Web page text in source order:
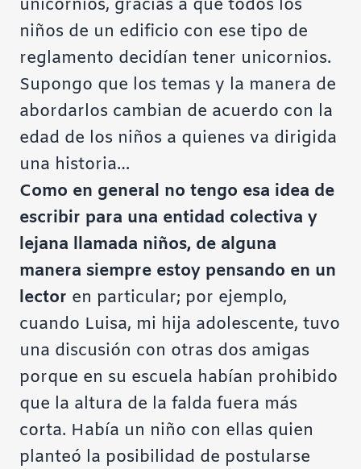
unicornios, gracias a que todos los
niños de un edificio con ese tipo de
reglamento decidían tener unicornios.
Supongo que los temas y la manera de
abordarlos cambian de acuerdo con la
edad de los niños a quienes va dirigida
una historia…
Como en general no tengo esa idea de
escribir para una entidad colectiva y
lejana llamada niños, de alguna
manera siempre estoy pensando en un
lector en particular; por ejemplo,
cuando Luisa, mi hija adolescente, tuvo
una discusión con otras dos amigas
porque en su escuela habían prohibido
que la altura de la falda fuera más
corta. Había un niño con ellas quien
planteó la posibilidad de postularse